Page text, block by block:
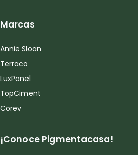
Marcas
Annie Sloan
Terraco
LuxPanel
TopCiment
Corev
¡Conoce Pigmentacasa!